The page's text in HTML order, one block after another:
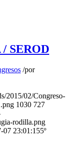
/ SEROD
/por
2015/02/Congreso-
1030 727
rodilla.png
07 23:01:155º